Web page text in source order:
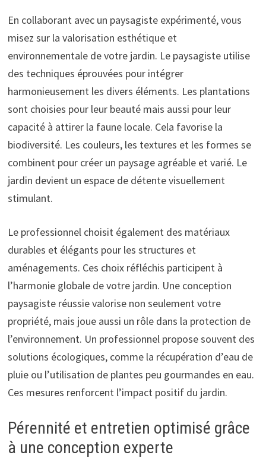
En collaborant avec un paysagiste expérimenté, vous
misez sur la valorisation esthétique et
environnementale de votre jardin. Le paysagiste utilise
des techniques éprouvées pour intégrer
harmonieusement les divers éléments. Les plantations
sont choisies pour leur beauté mais aussi pour leur
capacité à attirer la faune locale. Cela favorise la
biodiversité. Les couleurs, les textures et les formes se
combinent pour créer un paysage agréable et varié. Le
jardin devient un espace de détente visuellement
stimulant.
Le professionnel choisit également des matériaux
durables et élégants pour les structures et
aménagements. Ces choix réfléchis participent à
l’harmonie globale de votre jardin. Une conception
paysagiste réussie valorise non seulement votre
propriété, mais joue aussi un rôle dans la protection de
l’environnement. Un professionnel propose souvent des
solutions écologiques, comme la récupération d’eau de
pluie ou l’utilisation de plantes peu gourmandes en eau.
Ces mesures renforcent l’impact positif du jardin.
Pérennité et entretien optimisé grâce
à une conception experte